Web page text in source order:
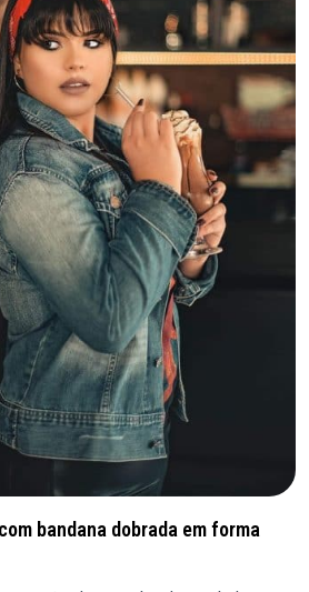
bandana dobrada em forma